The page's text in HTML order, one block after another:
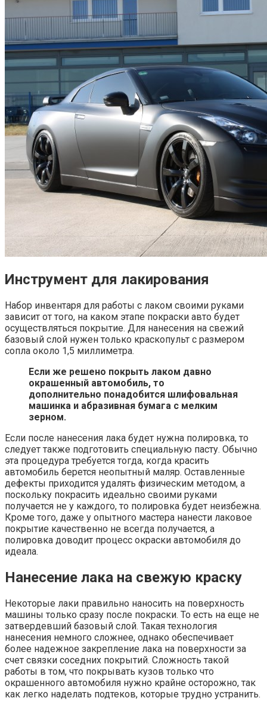
Инструмент для лакирования
Набор инвентаря для работы с лаком своими руками
зависит от того, на каком этапе покраски авто будет
осуществляться покрытие. Для нанесения на свежий
базовый слой нужен только краскопульт с размером
сопла около 1,5 миллиметра.
Если же решено покрыть лаком давно
окрашенный автомобиль, то
дополнительно понадобится шлифовальная
машинка и абразивная бумага с мелким
зерном.
Если после нанесения лака будет нужна полировка, то
следует также подготовить специальную пасту. Обычно
эта процедура требуется тогда, когда красить
автомобиль берется неопытный маляр. Оставленные
дефекты приходится удалять физическим методом, а
поскольку покрасить идеально своими руками
получается не у каждого, то полировка будет неизбежна.
Кроме того, даже у опытного мастера нанести лаковое
покрытие качественно не всегда получается, а
полировка доводит процесс окраски автомобиля до
идеала.
Нанесение лака на свежую краску
Некоторые лаки правильно наносить на поверхность
машины только сразу после покраски. То есть на еще не
затвердевший базовый слой. Такая технология
нанесения немного сложнее, однако обеспечивает
более надежное закрепление лака на поверхности за
счет связки соседних покрытий. Сложность такой
работы в том, что покрывать кузов только что
окрашенного автомобиля нужно крайне осторожно, так
как легко наделать подтеков, которые трудно устранить.